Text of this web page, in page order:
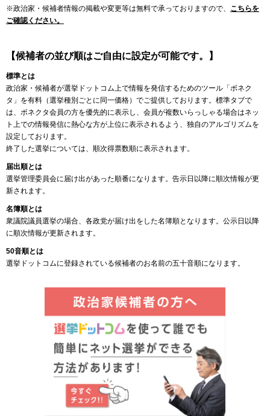
※政治家・候補者情報の掲載や変更等は無料で承っておりますので、 こちらを
ご確認ください。
【候補者の並び順はご自由に設定が可能です。】
標準とは
政治家・候補者が選挙ドットコム上で情報を発信するためのツール「ボネク
タ」を有料（選挙種別ごとに同一価格）でご提供しております。標準タブで
は、ボネクタ会員の方を優先的に表示し、会員が複数いらっしゃる場合はネッ
ト上での情報発信に熱心な方が上位に表示されるよう、独自のアルゴリズムを
設定しております。
終了した選挙については、順次得票数順に表示されます。
届出順とは
選挙管理委員会に届け出があった順番になります。告示日以降に順次情報が更
新されます。
名簿順とは
衆議院議員選挙の場合、各政党が届け出をした名簿順となります。公示日以降
に順次情報が更新されます。
50音順とは
選挙ドットコムに登録されている候補者のお名前の五十音順になります。